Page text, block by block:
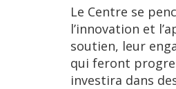
Le Centre se
l’innovation et
soutien, leur
qui feront
investira dans